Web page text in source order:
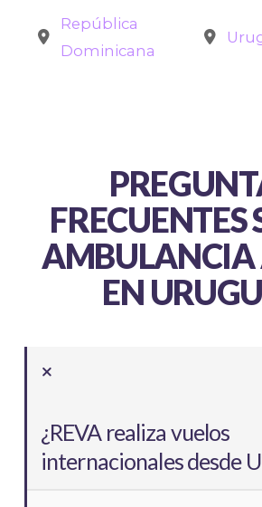
República
Dominicana
FRECUENTES
AMBULANCIA
EN
¿REVA realiza vuelos
internacionales desde